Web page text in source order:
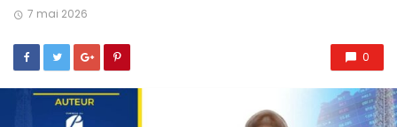
7 mai 2026
0